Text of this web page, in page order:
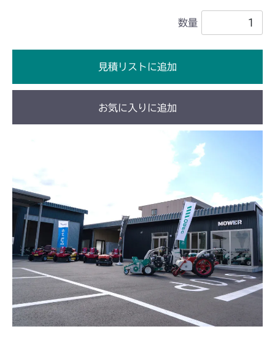
本体 FIG42 刈刃リンク 2(国内)
本体 FIG27 刈刃リンク 2
本体 FIG26 刈刃リンク 2
CM181
本体 FIG19 刈刃リンク
本体 FIG21 刈刃
CM211
本体 FIG19 刈刃リンク
本体 FIG21 刈刃
CM212
本体 FIG22 刈刃
CM212K
本体 FIG22 刈刃
CM2205HC/HCS
本体 FIG21 刈刃
CMX2508YC/YCS
数量
見積リストに追加
お気に入りに追加